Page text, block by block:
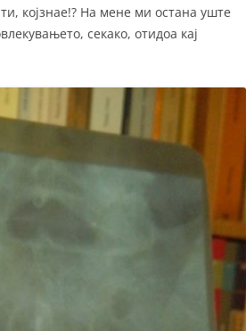
којзнае!? На мене ми остана уште
секако, отидоа кај